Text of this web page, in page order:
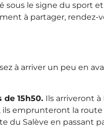
sous le signe du sport
à partager,
à arriver un peu en
15h50. Ils arriveront
emprunteront la
du Salève en